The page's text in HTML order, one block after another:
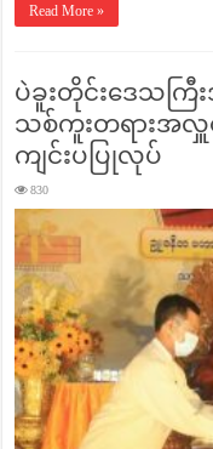
Read More »
ပဲခူးတိုင်းဒေသကြီ
သစ်ကူးတရားအလှူ
ကျင်းပပြုလုပ်
830